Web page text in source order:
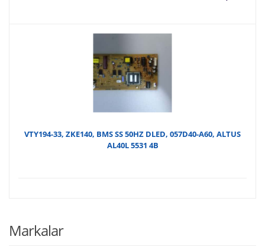
VTY194-33, ZKE140, BMS SS 50HZ DLED, 057D40-A60, ALTUS
AL40L 5531 4B
Markalar